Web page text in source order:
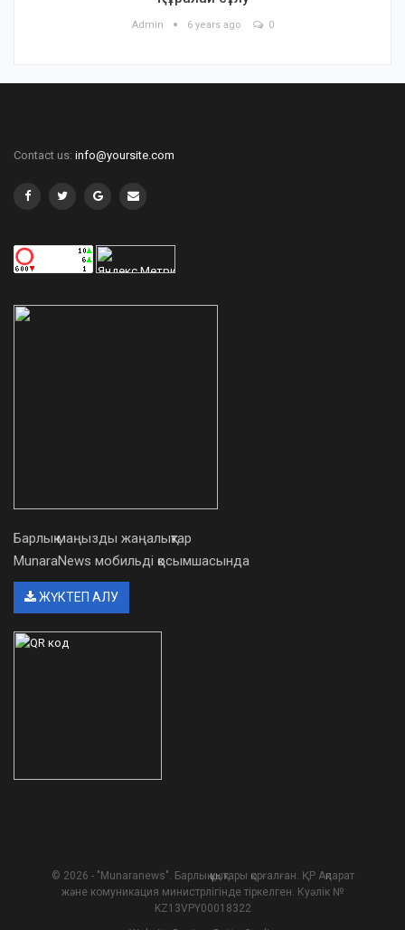
Admin 6 years ago 0
Contact us: info@yoursite.com
Барлық маңызды жаңалықтар
MunaraNews мобильді қосымшасында
ЖҮКТЕП АЛУ
© 2026 - "Munaranews". Барлық құқықтары қорғалған. ҚР Ақпарат
және комуникация министрлігінде тіркелген. Куәлік №
KZ13VPY00018322